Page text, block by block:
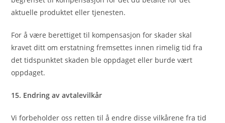
aktuelle produktet eller tjenesten.
For å være berettiget til kompensasjon for skader skal
kravet ditt om erstatning fremsettes innen rimelig tid fra
det tidspunktet skaden ble oppdaget eller burde vært
oppdaget.
15. Endring av avtalevilkår
Vi forbeholder oss retten til å endre disse vilkårene fra tid